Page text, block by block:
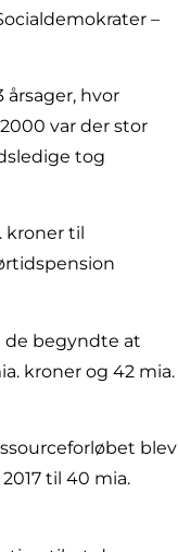
–
årsager, hvor
var der stor
tog
til
de begyndte at
kroner og 42 mia.
blev
til 40 mia.